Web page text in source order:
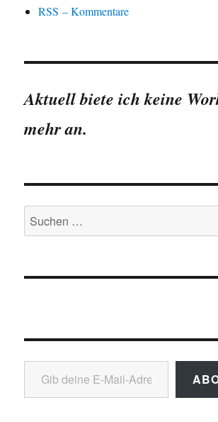
RSS – Kommentare
Aktuell biete ich keine
mehr an.
Suchen
nach:
Gib deine E-Mail-Adresse ein ...